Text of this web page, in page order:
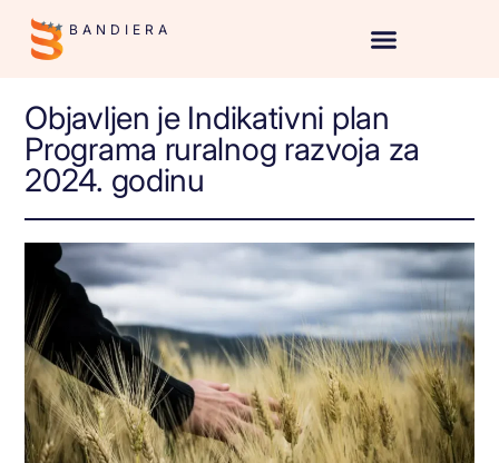
BANDIERA
Objavljen je Indikativni plan
Programa ruralnog razvoja za
2024. godinu